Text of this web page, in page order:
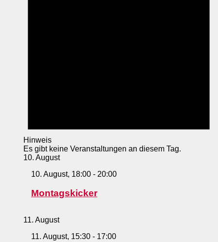
Hinweis
Es gibt keine Veranstaltungen an diesem Tag.
10. August
10. August, 18:00 - 20:00
Montagskicker
11. August
11. August, 15:30 - 17:00